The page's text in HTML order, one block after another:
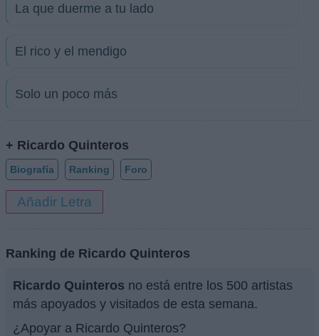
La que duerme a tu lado
El rico y el mendigo
Solo un poco más
+ Ricardo Quinteros
Biografía Ranking Foro
Añadir Letra
Ranking de Ricardo Quinteros
Ricardo Quinteros no está entre los 500 artistas
más apoyados y visitados de esta semana.
¿Apoyar a Ricardo Quinteros?